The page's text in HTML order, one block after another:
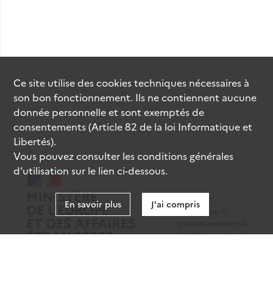
data.gouv.fr
legifrance.gouv.fr
Ce site utilise descookiestechniques nécessaires à
son bon fonctionnement. Ils ne contiennent aucune
donnée personnelle et sont exemptés de
consentements (Article 82 de la loi Informatique et
Libertés).
Vous pouvez consulter les conditions générales
d’utilisation sur le lien ci-dessous.
En savoir plus J'ai compris